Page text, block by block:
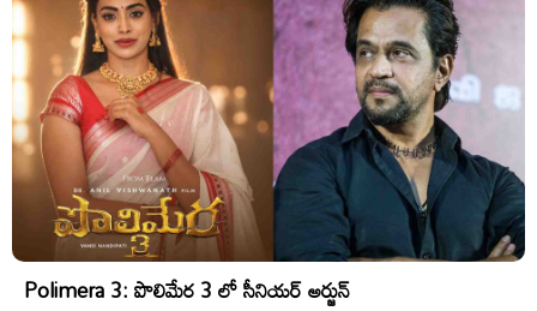
Polimera 3: పొలిమేర 3 లో సీనియర్ అర్జున్